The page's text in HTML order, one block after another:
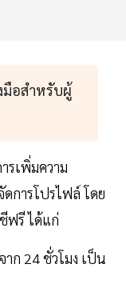
มือสำหรับผู้
รเพิ่มความ
ดการโปรไฟล์ โดย
ฟรี ได้แก่
าก 24 ชั่วโมง เป็น